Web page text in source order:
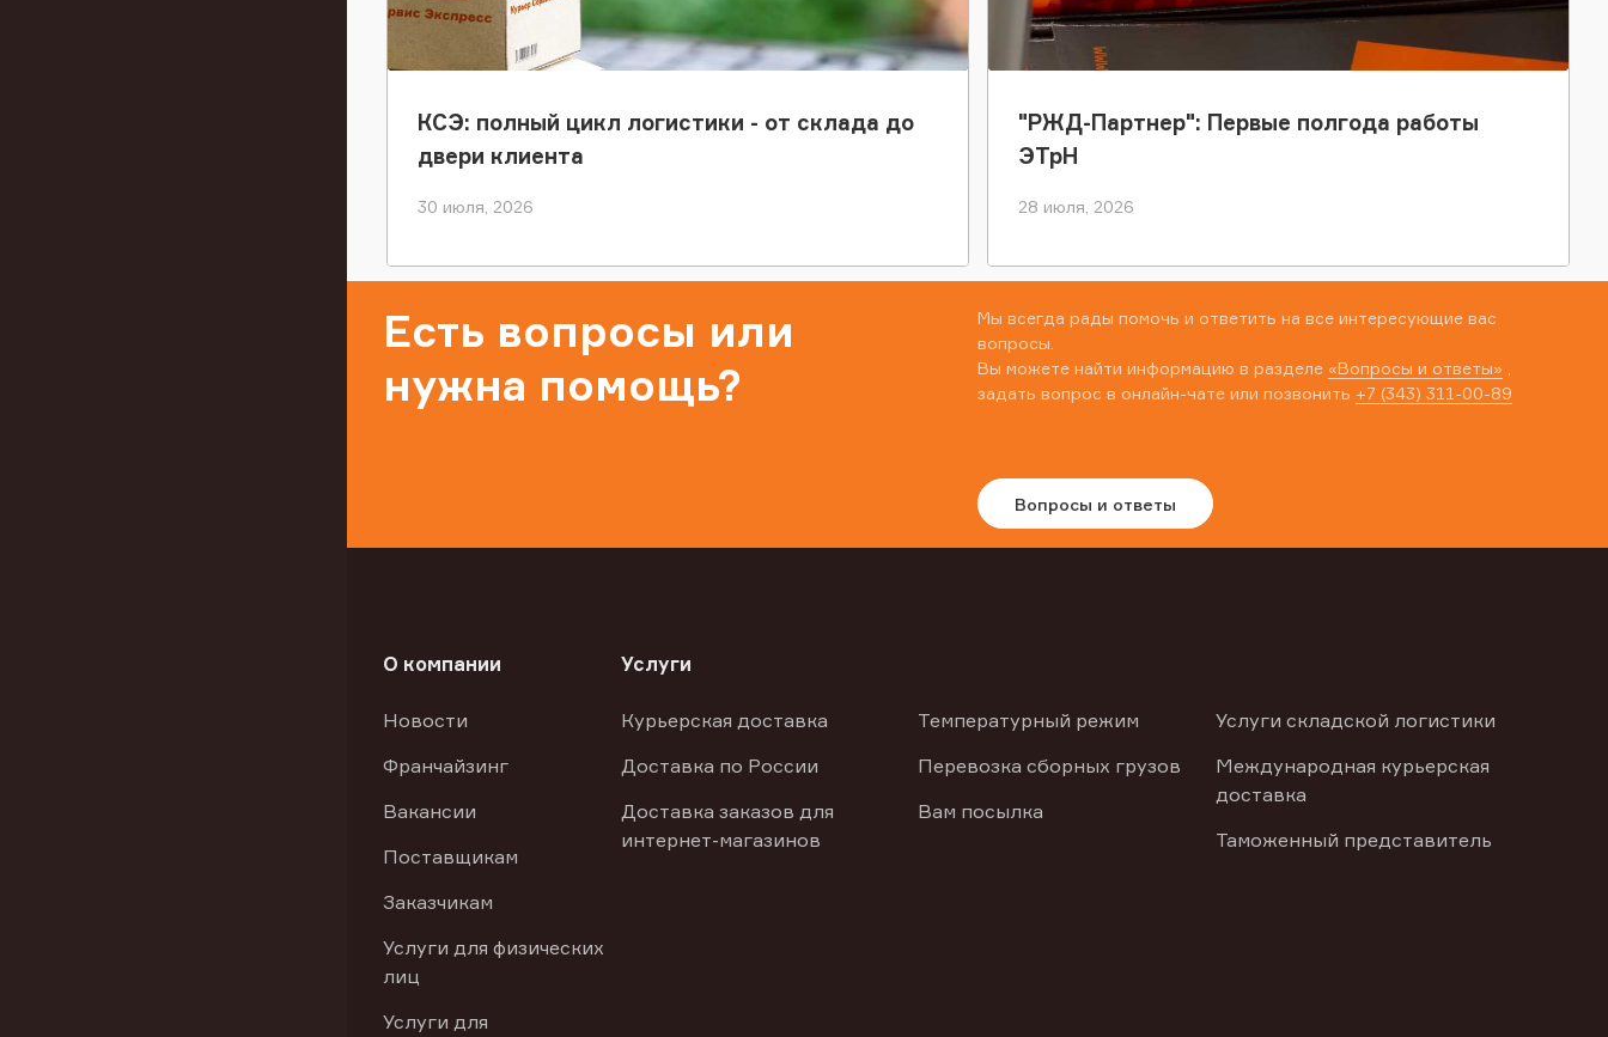
КСЭ: полный цикл логистики - от склада до
двери клиента
30 июля, 2026
"РЖД-Партнер": Первые полгода работы
ЭТрН
28 июля, 2026
Есть вопросы или
нужна помощь?
Мы всегда рады помочь и ответить на все интересующие вас
вопросы.
Вы можете найти информацию в разделе «Вопросы и ответы»
задать вопрос в онлайн-чате или позвонить +7 (343) 311-00-89
Вопросы и ответы
О компании
Новости
Франчайзинг
Вакансии
Поставщикам
Заказчикам
Услуги для физических
лиц
Услуги для
Услуги
Курьерская доставка
Доставка по России
Доставка заказов для
интернет-магазинов
Температурный режим
Перевозка сборных грузов
Вам посылка
Услуги складской логистики
Международная курьерская
доставка
Таможенный представитель